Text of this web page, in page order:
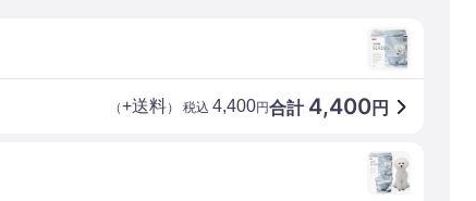
合計 4,400円
（+送料） 税込 4,400円